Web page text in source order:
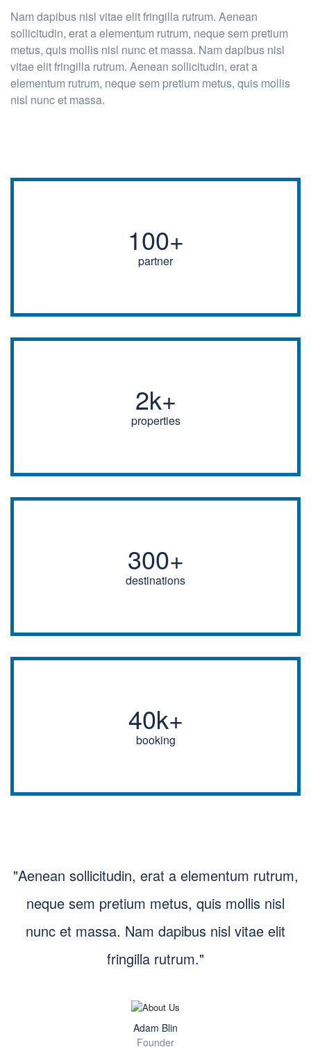
Nam dapibus nisl vitae elit fringilla rutrum. Aenean
sollicitudin, erat a elementum rutrum, neque sem pretium
metus, quis mollis nisl nunc et massa. Nam dapibus nisl
vitae elit fringilla rutrum. Aenean sollicitudin, erat a
elementum rutrum, neque sem pretium metus, quis mollis
nisl nunc et massa.
100+
partner
2k+
properties
300+
destinations
40k+
booking
"Aenean sollicitudin, erat a elementum rutrum,
neque sem pretium metus, quis mollis nisl
nunc et massa. Nam dapibus nisl vitae elit
fringilla rutrum."
Adam Blin
Founder